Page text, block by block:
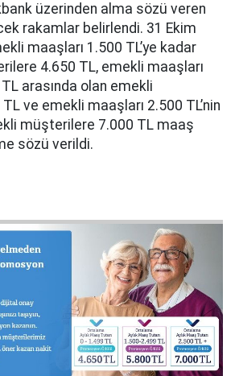
üzerinden alma sözü veren
rakamlar belirlendi. 31 Ekim
maaşları 1.500 TL’ye kadar
4.650 TL, emekli maaşları
arasında olan emekli
ve emekli maaşları 2.500 TL’nin
müşterilere 7.000 TL maaş
sözü verildi.